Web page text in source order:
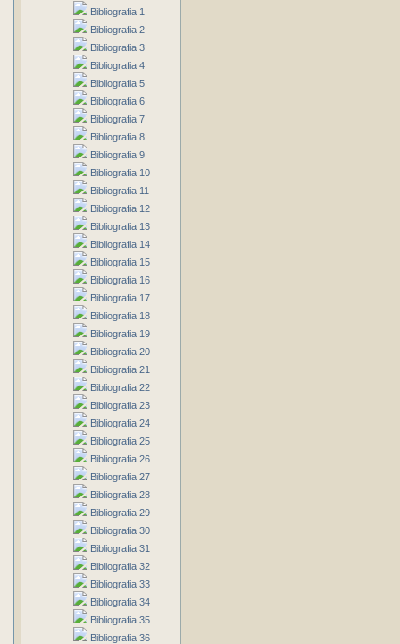
Bibliografia 1
Bibliografia 2
Bibliografia 3
Bibliografia 4
Bibliografia 5
Bibliografia 6
Bibliografia 7
Bibliografia 8
Bibliografia 9
Bibliografia 10
Bibliografia 11
Bibliografia 12
Bibliografia 13
Bibliografia 14
Bibliografia 15
Bibliografia 16
Bibliografia 17
Bibliografia 18
Bibliografia 19
Bibliografia 20
Bibliografia 21
Bibliografia 22
Bibliografia 23
Bibliografia 24
Bibliografia 25
Bibliografia 26
Bibliografia 27
Bibliografia 28
Bibliografia 29
Bibliografia 30
Bibliografia 31
Bibliografia 32
Bibliografia 33
Bibliografia 34
Bibliografia 35
Bibliografia 36